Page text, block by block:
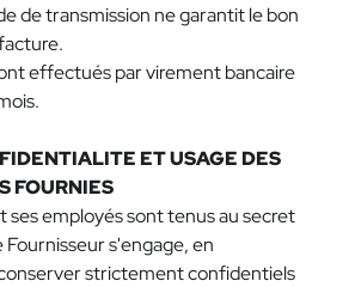
de transmission ne garantit le bon
effectués par virement bancaire
ET USAGE DES
FOURNIES
ses employés sont tenus au secret
s'engage, en
strictement confidentiels